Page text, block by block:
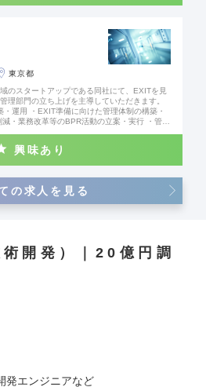
東京都
のスタートアップである同社にて、EXITを見
理部門の立ち上げを主導していただきます。
・運用 ・EXIT準備に向けた管理体制の構築・
・業務改革等のBPR活動の立案・実行 ・管理
ポート ・経理／財務業務 ・各種資金調達のサ
興味あり
の求人を見る
開発）｜20億円調
発エンジニアなど